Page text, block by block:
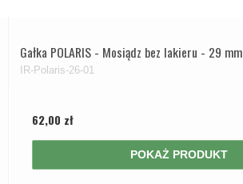
Gałka POLARIS - Mosiądz bez lakieru - 29 mm
IR-Polaris-26-01
62,00 zł
POKAŻ PRODUKT